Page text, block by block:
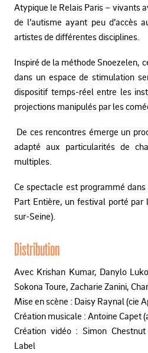
Atypique le Relais Paris – vivants
de l’autisme ayant peu d’accès
artistes de différentes disciplines.
Inspiré de la méthode Snoezelen,
dans un espace de stimulation
dispositif temps-réel entre les
projections manipulés par les
De ces rencontres émerge un
adapté aux particularités de
multiples.
Ce spectacle est programmé
Part Entière, un festival porté
sur-Seine).
Distribution
Avec Krishan Kumar, Danylo
Sokona Toure, Zacharie Zanini,
Mise en scène : Daisy Raynal (cie
Création musicale : Antoine Capet
Création vidéo : Simon
Label